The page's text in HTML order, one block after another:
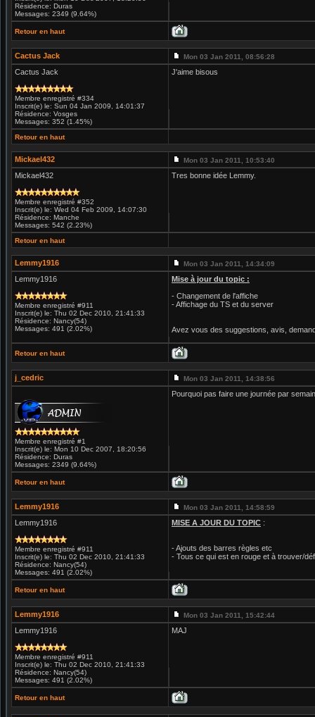
Résidence: Duras
Messages: 2349 (9.64%)
Retour en haut
Cactus Jack Mon 03 Jan 2011, 08:56:28
Cactus Jack
Membre enregistré #334
Inscrit(e) le: Sun 04 Jan 2009, 14:01:37
Résidence: Vosges
Messages: 352 (1.45%)
J'aime bisous
Retour en haut
Mickael432 Mon 03 Jan 2011, 10:53:40
Mickael432
Membre enregistré #352
Inscrit(e) le: Wed 04 Feb 2009, 14:07:30
Résidence: Manche
Messages: 542 (2.23%)
Tres bonne idée Lemmy.
Retour en haut
Lemmy1916 Mon 03 Jan 2011, 14:34:09
Lemmy1916
Membre enregistré #911
Inscrit(e) le: Thu 02 Dec 2010, 21:41:33
Résidence: Nancy(54)
Messages: 491 (2.02%)
Mise à jour du topic :
- Changement de l'affiche
- Affichage du TS et du server
Avez vous des suggestions, avis,
Retour en haut
j_cedric Mon 03 Jan 2011, 14:38:56
Membre enregistré #1
Inscrit(e) le: Mon 10 Dec 2007, 18:20:56
Résidence: Duras
Messages: 2349 (9.64%)
Pourquoi pas faire une journée par
Retour en haut
Lemmy1916 Mon 03 Jan 2011, 14:58:59
Lemmy1916
Membre enregistré #911
Inscrit(e) le: Thu 02 Dec 2010, 21:41:33
Résidence: Nancy(54)
Messages: 491 (2.02%)
MISE A JOUR DU TOPIC :
- Ajouts des barres règles etc
- Tous ce qui est en rouge et à trouver/
Retour en haut
Lemmy1916 Mon 03 Jan 2011, 15:42:44
Lemmy1916
Membre enregistré #911
Inscrit(e) le: Thu 02 Dec 2010, 21:41:33
Résidence: Nancy(54)
Messages: 491 (2.02%)
MAJ
Retour en haut